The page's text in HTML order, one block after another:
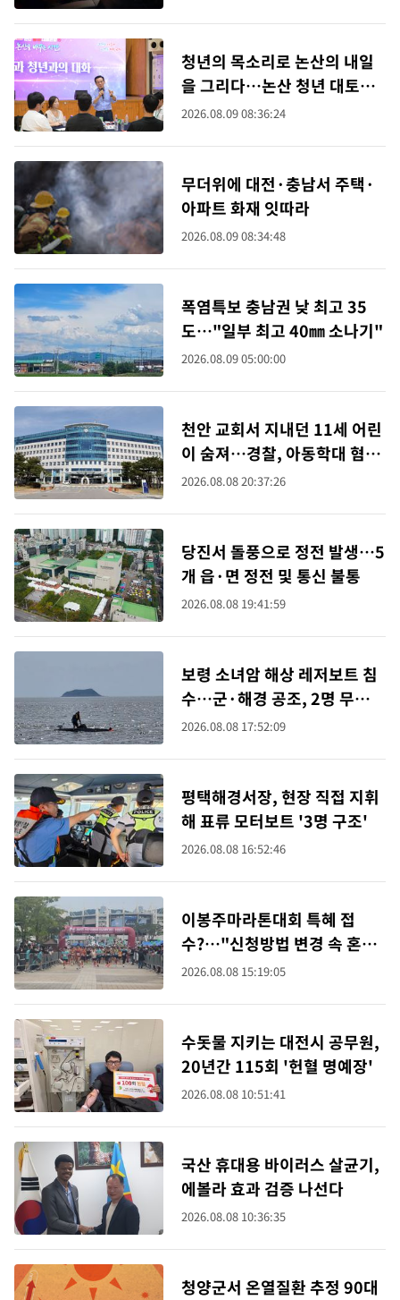
청년의 목소리로 논산의 내일
을 그리다…논산 청년 대토론
회
2026.08.09 08:36:24
무더위에 대전·충남서 주택·
아파트 화재 잇따라
2026.08.09 08:34:48
폭염특보 충남권 낮 최고 35
도…"일부 최고 40㎜ 소나기"
2026.08.09 05:00:00
천안 교회서 지내던 11세 어린
이 숨져…경찰, 아동학대 혐의
수사
2026.08.08 20:37:26
당진서 돌풍으로 정전 발생…5
개 읍·면 정전 및 통신 불통
2026.08.08 19:41:59
보령 소녀암 해상 레저보트 침
수…군·해경 공조, 2명 무사
구조
2026.08.08 17:52:09
평택해경서장, 현장 직접 지휘
해 표류 모터보트 '3명 구조'
2026.08.08 16:52:46
이봉주마라톤대회 특혜 접
수?…"신청방법 변경 속 혼
선"
2026.08.08 15:19:05
수돗물 지키는 대전시 공무원,
20년간 115회 '헌혈 명예장'
2026.08.08 10:51:41
국산 휴대용 바이러스 살균기,
에볼라 효과 검증 나선다
2026.08.08 10:36:35
청양군서 온열질환 추정 90대